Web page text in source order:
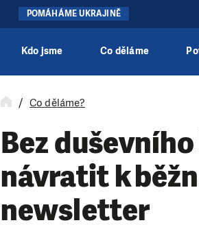
POMÁHÁME UKRAJINĚ
Kdo jsme Co děláme
Co děláme?
Bez
návratit k
newsletter